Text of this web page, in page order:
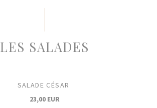
LES SALADES
SALADE CÉSAR
23,00 EUR